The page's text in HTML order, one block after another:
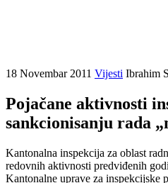
18 Novembar 2011 Vijesti Ibrahim
Pojačane aktivnosti
sankcionisanju rada
Kantonalna inspekcija za oblast
redovnih aktivnosti predviđenih
Kantonalne uprave za inspekcijske